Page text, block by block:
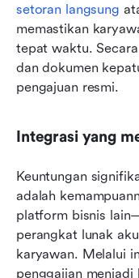
setoran langsung
memastikan
tepat waktu.
dan dokumen
pengajuan resmi.
Integrasi yang
Keuntungan
adalah
platform bisnis
perangkat lunak
karyawan. Melalui
penggajian